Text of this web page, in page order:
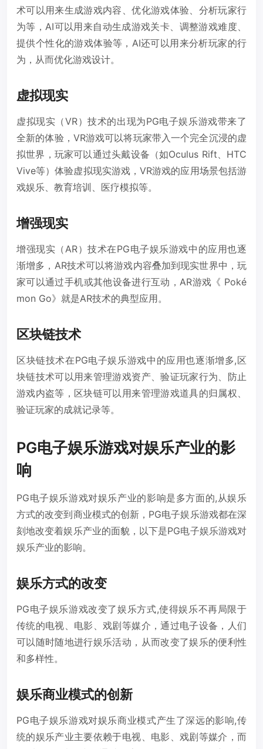
术可以用来生成游戏内容、优化游戏体验、分析玩家行
为等，AI可以用来自动生成游戏关卡、调整游戏难度、
提供个性化的游戏体验等，AI还可以用来分析玩家的行
为，从而优化游戏设计。
虚拟现实
虚拟现实（VR）技术的出现为PG电子娱乐游戏带来了
全新的体验，VR游戏可以将玩家带入一个完全沉浸的虚
拟世界，玩家可以通过头戴设备（如Oculus Rift、HTC
Vive等）体验虚拟现实游戏，VR游戏的应用场景包括游
戏娱乐、教育培训、医疗模拟等。
增强现实
增强现实（AR）技术在PG电子娱乐游戏中的应用也逐
渐增多，AR技术可以将游戏内容叠加到现实世界中，玩
家可以通过手机或其他设备进行互动，AR游戏《 Poké
mon Go》就是AR技术的典型应用。
区块链技术
区块链技术在PG电子娱乐游戏中的应用也逐渐增多,区
块链技术可以用来管理游戏资产、验证玩家行为、防止
游戏内盗等，区块链可以用来管理游戏道具的归属权、
验证玩家的成就记录等。
PG电子娱乐游戏对娱乐产业的影
响
PG电子娱乐游戏对娱乐产业的影响是多方面的,从娱乐
方式的改变到商业模式的创新，PG电子娱乐游戏都在深
刻地改变着娱乐产业的面貌，以下是PG电子娱乐游戏对
娱乐产业的影响。
娱乐方式的改变
PG电子娱乐游戏改变了娱乐方式,使得娱乐不再局限于
传统的电视、电影、戏剧等媒介，通过电子设备，人们
可以随时随地进行娱乐活动，从而改变了娱乐的便利性
和多样性。
娱乐商业模式的创新
PG电子娱乐游戏对娱乐商业模式产生了深远的影响,传
统的娱乐产业主要依赖于电视、电影、戏剧等媒介，而